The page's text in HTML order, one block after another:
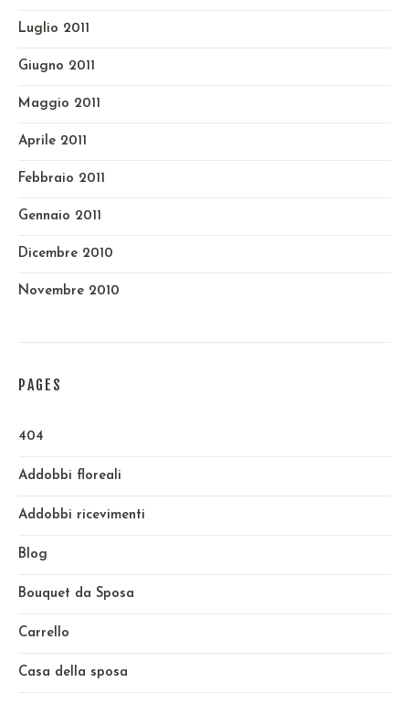
Luglio 2011
Giugno 2011
Maggio 2011
Aprile 2011
Febbraio 2011
Gennaio 2011
Dicembre 2010
Novembre 2010
PAGES
404
Addobbi floreali
Addobbi ricevimenti
Blog
Bouquet da Sposa
Carrello
Casa della sposa